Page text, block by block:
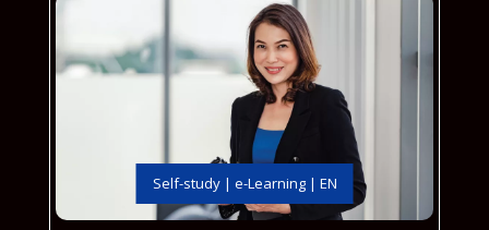
Self-study | e-Learning | EN